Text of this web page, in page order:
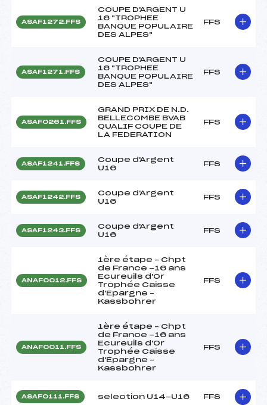
ASAF1272.FFS
COUPE D'ARGENT U
16 "TROPHEE
BANQUE POPULAIRE
DES ALPES"
FFS
ASAF1271.FFS
COUPE D'ARGENT U
16 "TROPHEE
BANQUE POPULAIRE
DES ALPES"
FFS
ASAF0261.FFS
GRAND PRIX DE N.D.
BELLECOMBE BVAB
QUALIF COUPE DE
LA FEDERATION
FFS
ASAF1241.FFS
Coupe d'Argent
U16
FFS
ASAF1242.FFS
Coupe d'Argent
U16
FFS
ASAF1243.FFS
Coupe d'Argent
U16
FFS
ANAF0012.FFS
1ère étape – Chpt
de France -16 ans
Ecureuils d'Or
Trophée Caisse
d'Epargne –
Kassbohrer
FFS
ANAF0011.FFS
1ère étape – Chpt
de France -16 ans
Ecureuils d'Or
Trophée Caisse
d'Epargne –
Kassbohrer
FFS
ASAF0111.FFS selection U14-U16 FFS